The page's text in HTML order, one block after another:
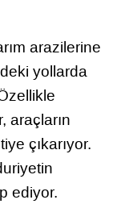
arazilerine
yollarda
araçların
çıkarıyor.
ediyor.